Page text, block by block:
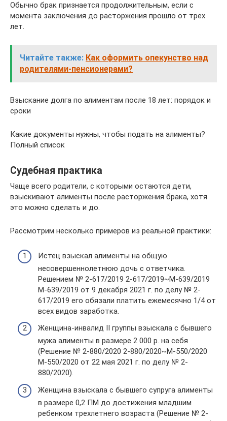
Обычно брак признается продолжительным, если с
момента заключения до расторжения прошло от трех
лет.
Читайте также: Как оформить опекунство над
родителями-пенсионерами?
Взыскание долга по алиментам после 18 лет: порядок и
сроки
Какие документы нужны, чтобы подать на алименты?
Полный список
Судебная практика
Чаще всего родители, с которыми остаются дети,
взыскивают алименты после расторжения брака, хотя
это можно сделать и до.
Рассмотрим несколько примеров из реальной практики:
Истец взыскал алименты на общую
несовершеннолетнюю дочь с ответчика.
Решением № 2-617/2019 2-617/2019~М-639/2019
М-639/2019 от 9 декабря 2021 г. по делу № 2-
617/2019 его обязали платить ежемесячно 1/4 от
всех видов заработка.
Женщина-инвалид II группы взыскала с бывшего
мужа алименты в размере 2 000 р. на себя
(Решение № 2-880/2020 2-880/2020~М-550/2020
М-550/2020 от 22 мая 2021 г. по делу № 2-
880/2020).
Женщина взыскала с бывшего супруга алименты
в размере 0,2 ПМ до достижения младшим
ребенком трехлетнего возраста (Решение № 2-